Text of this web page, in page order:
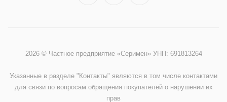
2026 © Частное предприятие «Серимен» УНП: 691813264
Указанные в разделе "Контакты" являются в том числе контактами
для связи по вопросам обращения покупателей о нарушении их
прав